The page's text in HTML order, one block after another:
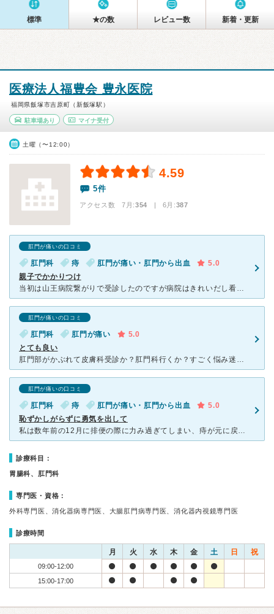
標準 ★の数 レビュー数 新着・更新
医療法人福豊会 豊永医院
福岡県飯塚市吉原町（新飯塚駅）
駐車場あり マイナ受付
土曜（〜12:00）
4.59
5件
アクセス数 7月:354 | 6月:387
肛門が痛いの口コミ
肛門科 痔 肛門が痛い・肛門から出血
5.0
親子でかかりつけ
当初は山王病院繋がりで受診したのですが病院はきれいだし看護師さんは優しいし先生はハキハキした人で全体的に感じが良く、痔が悪化したら毎回利用させてもらってます 妊娠中に悪化した時はその時にできる治療法
肛門が痛いの口コミ
肛門科 肛門が痛い
5.0
とても良い
肛門部がかぶれて皮膚科受診か？肛門科行くか？すごく悩み迷った結果、肛門部なので恥ずかしいと思いながらも行って正解でした。 ここの先生が凄いのは万が一を考え、きちんと検査をし見落としのないように把握さ
肛門が痛いの口コミ
肛門科 痔 肛門が痛い・肛門から出血
5.0
恥ずかしがらずに勇気を出して
私は数年前の12月に排便の際に力み過ぎてしまい、痔が元に戻らなくなりました 夕方までは大したことはないと思い就寝しましたが、朝方になり痛みで起こされました お風呂に入ったり指で戻してもまったく元に
診療科目：
胃腸科、肛門科
専門医・資格：
外科専門医、消化器病専門医、大腸肛門病専門医、消化器内視鏡専門医
診療時間
月 火 水 木 金 土 日 祝
09:00-12:00
15:00-17:00